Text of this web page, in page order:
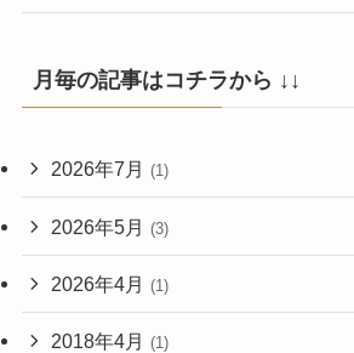
月毎の記事はコチラから ↓↓
2026年7月 (1)
2026年5月 (3)
2026年4月 (1)
2018年4月 (1)